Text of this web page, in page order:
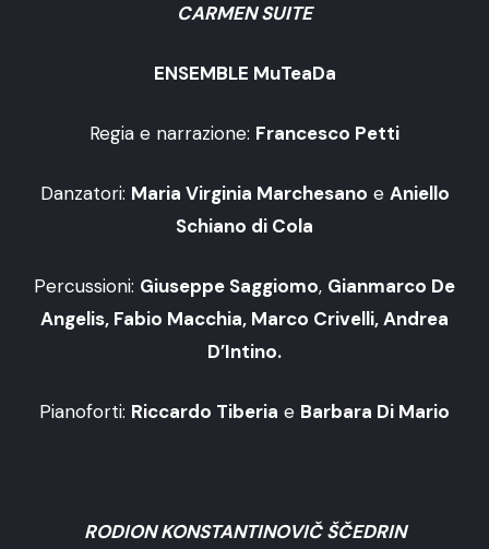
CARMEN SUITE
ENSEMBLE MuTeaDa
Regia e narrazione: Francesco Petti
Danzatori: Maria Virginia Marchesano e Aniello
Schiano di Cola
Percussioni: Giuseppe Saggiomo, Gianmarco De
Angelis, Fabio Macchia, Marco Crivelli, Andrea
D’Intino.
Pianoforti: Riccardo Tiberia e Barbara Di Mario
RODION KONSTANTINOVIČ ŠČEDRIN